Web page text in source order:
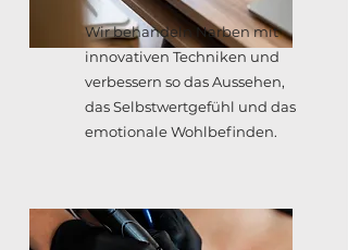
Wir behandeln Narben mit
innovativen Techniken und
verbessern so das Aussehen,
das Selbstwertgefühl und das
emotionale Wohlbefinden.